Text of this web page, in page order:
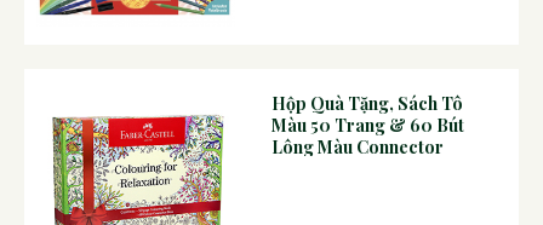
Hộp Quà Tặng, Sách Tô
Màu 50 Trang & 60 Bút
Lông Màu Connector